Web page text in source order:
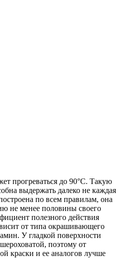
прогреваться до 90°С. Такую
выдержать далеко не каждая
по всем правилам, она
не менее половины своего
полезного действия
от типа окрашивающего
У гладкой поверхности
поэтому от
краски и ее аналогов лучше